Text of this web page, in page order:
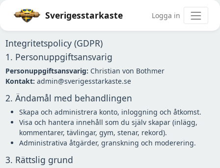
Sverigesstarkaste Logga in
Integritetspolicy (GDPR)
1. Personuppgiftsansvarig
Personuppgiftsansvarig: Christian von Bothmer
Kontakt: admin@sverigesstarkaste.se
2. Ändamål med behandlingen
Skapa och administrera konto, inloggning och åtkomst.
Visa och hantera innehåll som du själv skapar (inlägg,
kommentarer, tävlingar, gym, stenar, rekord).
Administrativa åtgärder, granskning och moderering.
3. Rättslig grund